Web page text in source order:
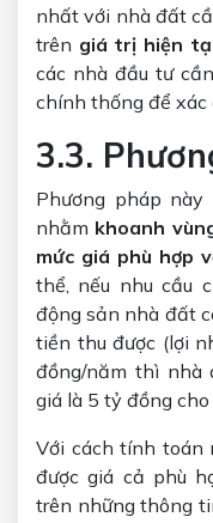
nhất với nhà đất
trên giá trị hiện
các nhà đầu tư
chính thống để
3.3.
Phương pháp này
nhằm khoanh
mức giá phù hợp
thể, nếu nhu cầu
động sản nhà đất
tiền thu được (lợi
đồng/năm thì nhà
giá là 5 tỷ đồng
Với cách tính toán
được giá cả phù
trên những thông